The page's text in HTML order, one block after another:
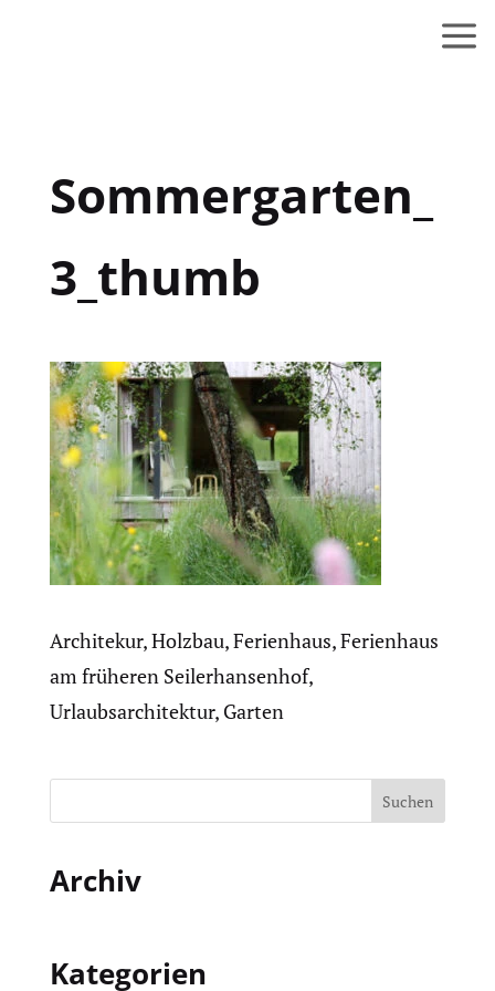
Sommergarten_
3_thumb
Architekur, Holzbau, Ferienhaus, Ferienhaus
am früheren Seilerhansenhof,
Urlaubsarchitektur, Garten
Archiv
Kategorien